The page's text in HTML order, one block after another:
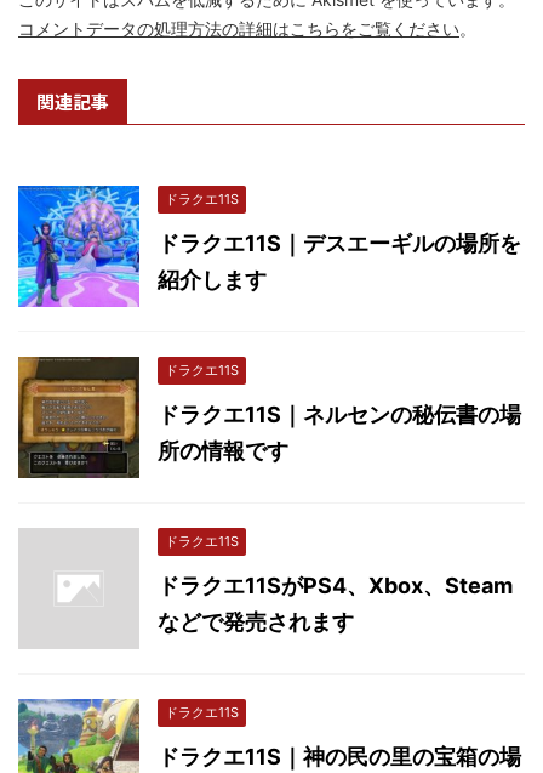
コメントデータの処理方法の詳細はこちらをご覧ください。
関連記事
ドラクエ11S
ドラクエ11S｜デスエーギルの場所を
紹介します
ドラクエ11S
ドラクエ11S｜ネルセンの秘伝書の場
所の情報です
ドラクエ11S
ドラクエ11SがPS4、Xbox、Steam
などで発売されます
ドラクエ11S
ドラクエ11S｜神の民の里の宝箱の場